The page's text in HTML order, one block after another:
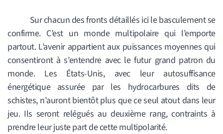
Sur chacun des fronts détaillés ici le basculement se
confirme. C’est un monde multipolaire qui l’emporte
partout. L’avenir appartient aux puissances moyennes qui
consentiront à s’entendre avec le futur grand patron du
monde. Les États-Unis, avec leur autosuffisance
énergétique assurée par les hydrocarbures dits de
schistes, n’auront bientôt plus que ce seul atout dans leur
jeu. Ils seront relégués au deuxième rang, contraints à
prendre leur juste part de cette multipolarité.